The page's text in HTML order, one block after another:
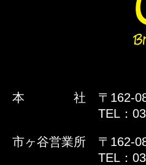
本 社
〒162-
TEL：
市ヶ谷営業所
〒162-
TEL：